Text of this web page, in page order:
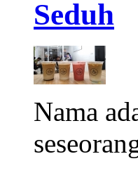
Seduh
Nama